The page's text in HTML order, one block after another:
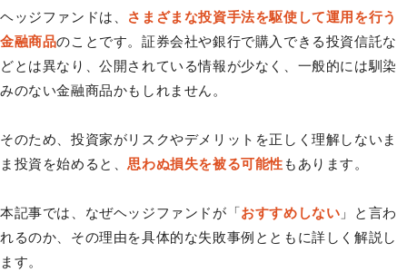
ヘッジファンドは、 さまざまな投資手法を駆使して運用を行う
金融商品のことです。証券会社や銀行で購入できる投資信託な
どとは異なり、公開されている情報が少なく、一般的には馴染
みのない金融商品かもしれません。
そのため、投資家がリスクやデメリットを正しく理解しないま
ま投資を始めると、思わぬ損失を被る可能性 もあります。
本記事では、なぜヘッジファンドが「おすすめしない 」と言わ
れるのか、その理由を具体的な失敗事例とともに詳しく解説し
ます。